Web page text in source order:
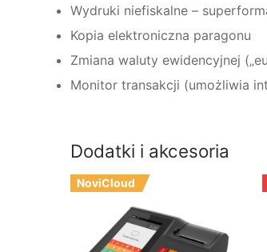
Wydruki niefiskalne –
Kopia elektroniczna paragonu
Zmiana waluty ewidencyjnej
Monitor transakcji (umożliwia
Dodatki i akcesoria
NoviCloud